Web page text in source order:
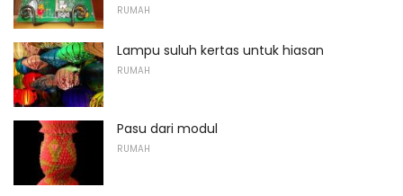
RUMAH
Lampu suluh kertas untuk hiasan
RUMAH
Pasu dari modul
RUMAH